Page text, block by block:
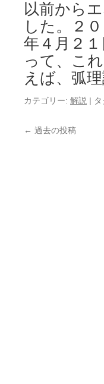
以前から
した。２
年４月２
って、こ
えば、弧
カテゴリー: 解説 |
← 過去の投稿